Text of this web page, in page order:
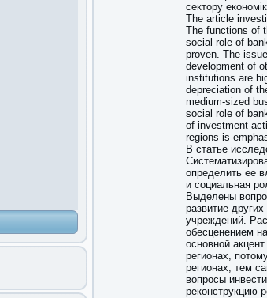
сектору
The article
The functions of
social role of
proven. The
development of
institutions are
depreciation of
medium-sized
social role of
of investment
regions is
В статье
определить ее
и социальная
Выделены
развитие
учреждений.
обесценением
основной
регионах,
регионах, тем
вопросы
реконструкцию